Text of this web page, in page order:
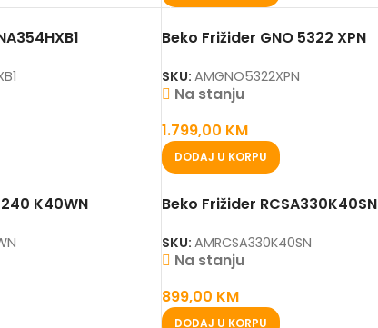
Beko Frižider GNO 5322 XPN
SKU: AMGNO5322XPN
Na stanju
1.799,00 KM
DODAJ U KORPU
K40WN Beko Frižider RCSA330K40SN
SKU: AMRCSA330K40SN
Na stanju
899,00 KM
DODAJ U KORPU